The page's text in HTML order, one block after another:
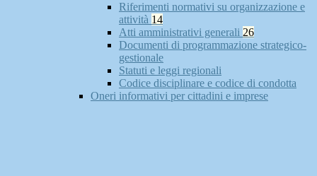
Riferimenti normativi su organizzazione e
attività 14
Atti amministrativi generali 26
Documenti di programmazione strategico-
gestionale
Statuti e leggi regionali
Codice disciplinare e codice di condotta
Oneri informativi per cittadini e imprese